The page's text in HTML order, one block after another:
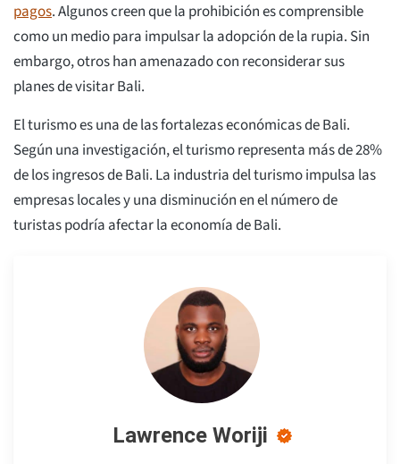
pagos. Algunos creen que la prohibición es comprensible
como un medio para impulsar la adopción de la rupia. Sin
embargo, otros han amenazado con reconsiderar sus
planes de visitar Bali.
El turismo es una de las fortalezas económicas de Bali.
Según una investigación, el turismo representa más de 28%
de los ingresos de Bali. La industria del turismo impulsa las
empresas locales y una disminución en el número de
turistas podría afectar la economía de Bali.
Lawrence Woriji